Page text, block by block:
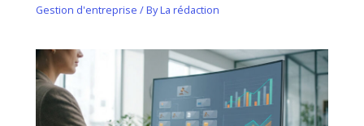
Gestion d'entreprise / ByLa rédaction